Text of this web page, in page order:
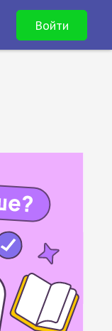
Войти